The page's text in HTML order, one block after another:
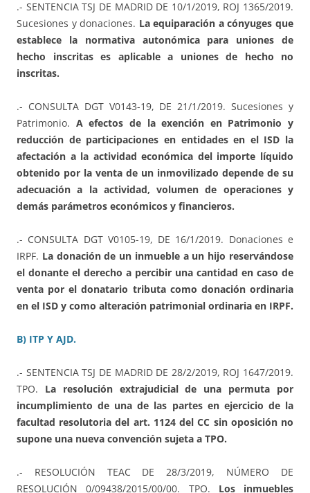
.- SENTENCIA TSJ DE MADRID DE 10/1/2019, ROJ 1365/2019.
Sucesiones y donaciones. La equiparación a cónyuges que
establece la normativa autonómica para uniones de
hecho inscritas es aplicable a uniones de hecho no
inscritas.
.- CONSULTA DGT V0143-19, DE 21/1/2019. Sucesiones y
Patrimonio. A efectos de la exención en Patrimonio y
reducción de participaciones en entidades en el ISD la
afectación a la actividad económica del importe líquido
obtenido por la venta de un inmovilizado depende de su
adecuación a la actividad, volumen de operaciones y
demás parámetros económicos y financieros.
.- CONSULTA DGT V0105-19, DE 16/1/2019. Donaciones e
IRPF. La donación de un inmueble a un hijo reservándose
el donante el derecho a percibir una cantidad en caso de
venta por el donatario tributa como donación ordinaria
en el ISD y como alteración patrimonial ordinaria en IRPF.
B) ITP Y AJD.
.- SENTENCIA TSJ DE MADRID DE 28/2/2019, ROJ 1647/2019.
TPO. La resolución extrajudicial de una permuta por
incumplimiento de una de las partes en ejercicio de la
facultad resolutoria del art. 1124 del CC sin oposición no
supone una nueva convención sujeta a TPO.
.- RESOLUCIÓN TEAC DE 28/3/2019, NÚMERO DE
RESOLUCIÓN 0/09438/2015/00/00. TPO. Los inmuebles